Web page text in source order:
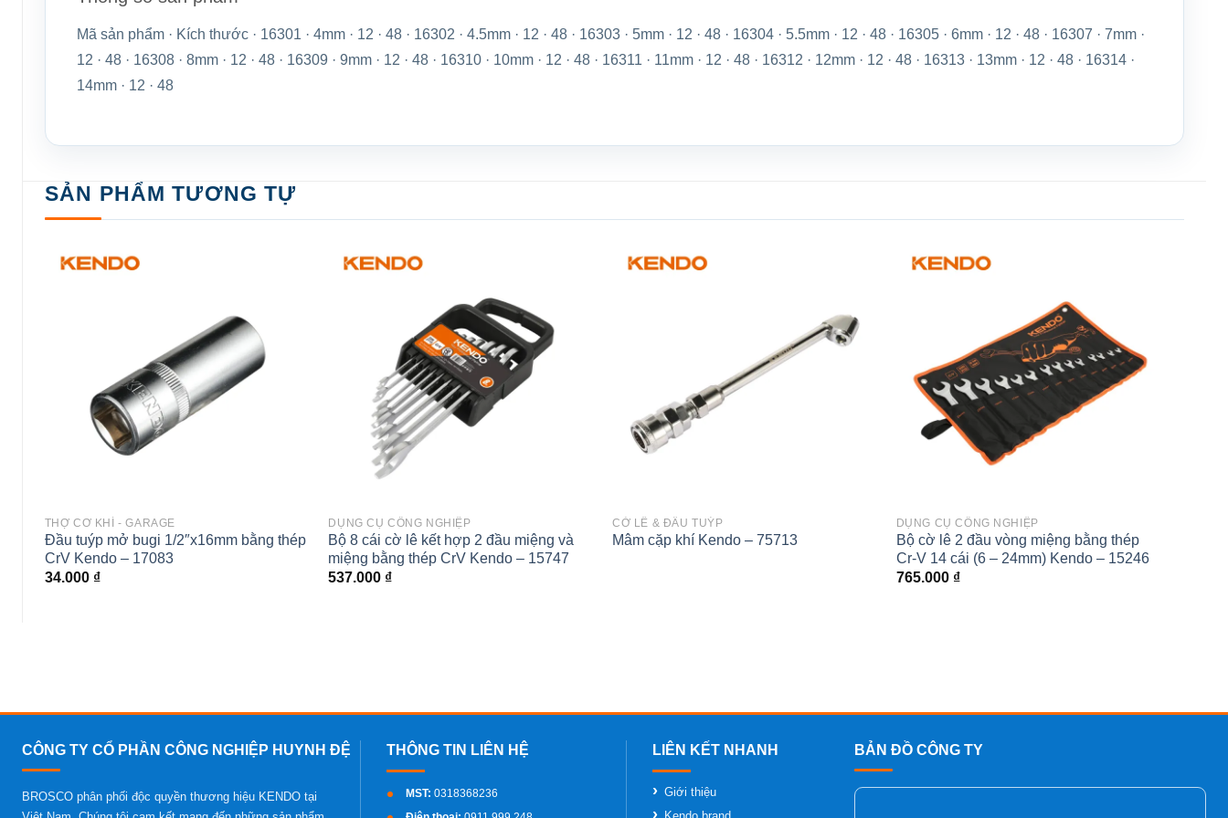
Mã sản phẩm · Kích thước · 16301 · 4mm · 12 · 48 · 16302 · 4.5mm · 12 · 48 · 16303 · 5mm · 12 · 48 · 16304 · 5.5mm · 12 · 48 · 16305 · 6mm · 12 · 48 · 16307 · 7mm ·
12 · 48 · 16308 · 8mm · 12 · 48 · 16309 · 9mm · 12 · 48 · 16310 · 10mm · 12 · 48 · 16311 · 11mm · 12 · 48 · 16312 · 12mm · 12 · 48 · 16313 · 13mm · 12 · 48 · 16314 ·
14mm · 12 · 48
SẢN PHẨM TƯƠNG TỰ
THỢ CƠ KHÍ - GARAGE
Đầu tuýp mở bugi 1/2″x16mm bằng thép
CrV Kendo – 17083
34.000 ₫
DỤNG CỤ CÔNG NGHIỆP
Bộ 8 cái cờ lê kết hợp 2 đầu miệng và
miệng bằng thép CrV Kendo – 15747
537.000 ₫
CỜ LÊ & ĐẦU TUÝP
Mâm cặp khí Kendo – 75713
DỤNG CỤ CÔNG NGHIỆP
Bộ cờ lê 2 đầu vòng miệng bằng thép
Cr-V 14 cái (6 – 24mm) Kendo – 15246
765.000 ₫
BẢN ĐỒ CÔNG TY
Giới thiệu
CÔNG TY CỔ PHẦN CÔNG NGHIỆP HUYNH ĐỆ
BROSCO phân phối độc quyền thương hiệu KENDO tại
MST: 0318368236